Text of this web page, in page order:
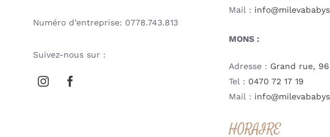
Numéro d’entreprise: 0778.743.813
Suivez-nous sur :
Mail :
MONS :
Adresse : Grand rue,
Tel : 0470 72 17 19
Mail :
HORAIRE